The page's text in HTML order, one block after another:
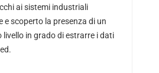
ai sistemi industriali
e scoperto la presenza di un
livello in grado di estrarre i dati